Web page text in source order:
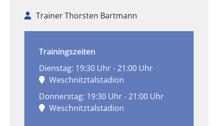
Trainer Thorsten Bartmann
Trainingszeiten
Dienstag: 19:30 Uhr - 21:00 Uhr
Weschnitztalstadion
Donnerstag: 19:30 Uhr - 21:00 Uhr
Weschnitztalstadion